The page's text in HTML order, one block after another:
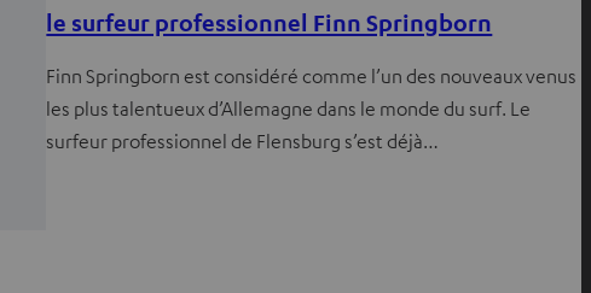
le surfeur professionnel Finn Springborn
Finn Springborn est considéré comme l’un des nouveaux venus
les plus talentueux d’Allemagne dans le monde du surf. Le
surfeur professionnel de Flensburg s’est déjà…